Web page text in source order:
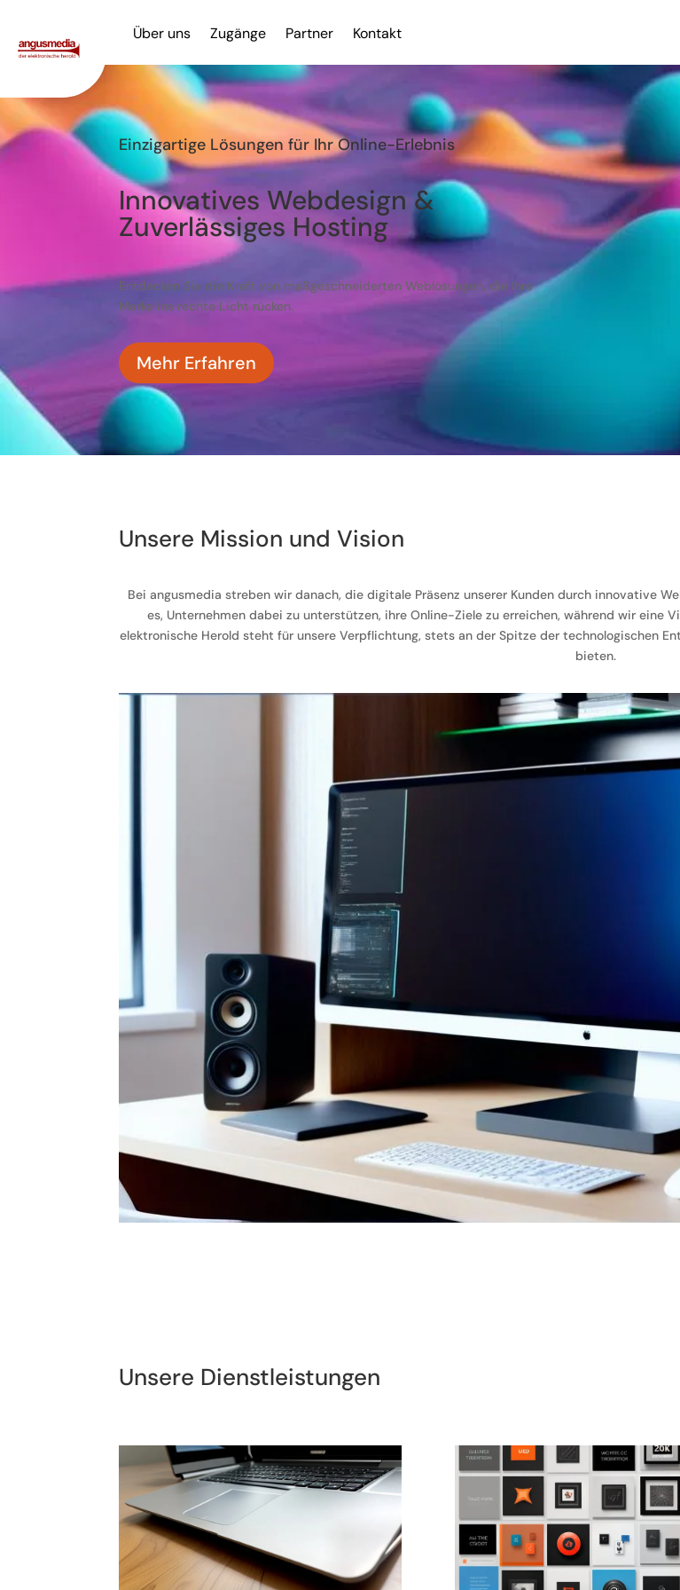
Über uns Zugänge Partner Kontakt
Einzigartige Lösungen für Ihr Online-Erlebnis
Innovatives Webdesign &
Zuverlässiges Hosting
Entdecken Sie die Kraft von maßgeschneiderten Weblösungen, die Ihre
Marke ins rechte Licht rücken.
Mehr Erfahren
Unsere Mission und Vision
Bei angusmedia streben wir danach, die digitale Präsenz unserer Kunden durch innovative
es, Unternehmen dabei zu unterstützen, ihre Online-Ziele zu erreichen, während wir eine
elektronische Herold steht für unsere Verpflichtung, stets an der Spitze der technologischen
bieten.
Unsere Dienstleistungen